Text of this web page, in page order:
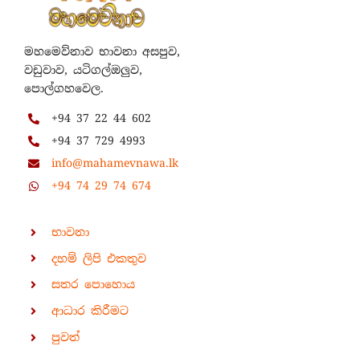
මහමෙව්නාව භාවනා අසපුව,
වඩුවාව, යටිගල්ඔලුව,
පොල්ගහවෙල.
+94 37 22 44 602
+94 37 729 4993
info@mahamevnawa.lk
+94 74 29 74 674
භාවනා
දහම් ලිපි එකතුව
සතර පොහොය
ආධාර කිරීමට
පුවත්